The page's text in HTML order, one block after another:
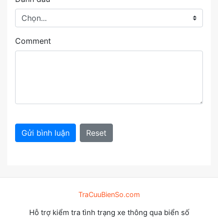
Comment
Gửi bình luận Reset
TraCuuBienSo.com
Hỗ trợ kiểm tra tình trạng xe thông qua biển số